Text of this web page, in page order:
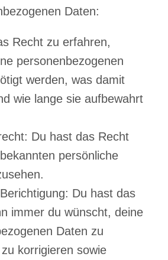
Daten:
Recht zu erfahren,
personenbezogenen
werden, was damit
wie lange sie aufbewahrt
Du hast das Recht
persönliche
Du hast das
immer du wünscht, deine
Daten zu
korrigieren sowie